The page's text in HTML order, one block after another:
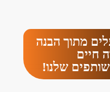
מתוך הבנה
חיים
שלנו!